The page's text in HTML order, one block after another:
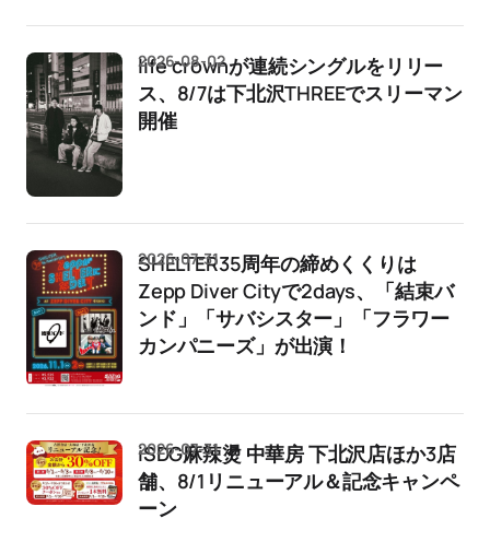
life crownが連続シングルをリリー
ス、8/7は下北沢THREEでスリーマン
開催
2026-08-02
SHELTER35周年の締めくくりは
Zepp Diver Cityで2days、「結束バ
ンド」「サバシスター」「フラワー
カンパニーズ」が出演！
2026-07-31
iSDG麻辣燙 中華房 下北沢店ほか3店
舗、8/1リニューアル＆記念キャンペ
ーン
2026-07-31